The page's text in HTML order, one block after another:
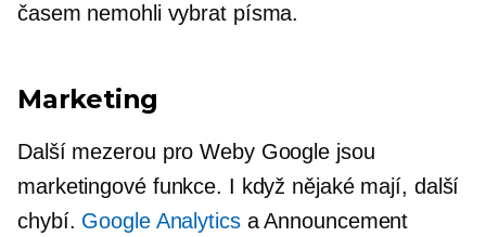
časem nemohli vybrat písma.
Marketing
Další mezerou pro Weby Google jsou
marketingové funkce. I když nějaké mají, další
chybí. Google Analyticsa Announcement